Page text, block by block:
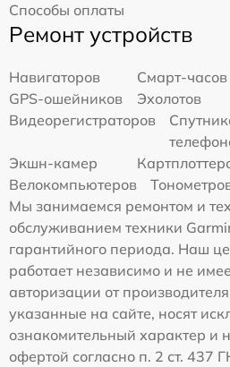
Способы оплаты
Ремонт устройств
Навигаторов
Смарт-часов
GPS-ошейников
Эхолотов
Видеорегистраторов
Экшн-камер
Велокомпьютеров
Мы занимаемся ремонтом и
обслуживанием техники
гарантийного периода. Наш
работает независимо и не
авторизации от
указанные на сайте, носят
ознакомительный характер и
офертой согласно п. 2 ст. 437